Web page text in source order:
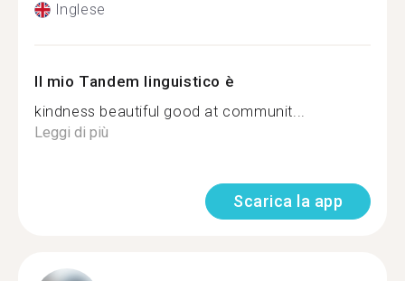
Inglese
Il mio Tandem linguistico è
kindness beautiful good at communit...
Leggi di più
Scarica la app